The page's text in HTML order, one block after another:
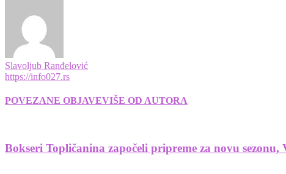
Slavoljub Ranđelović
https://info027.rs
POVEZANE OBJAVEVIŠE OD AUTORA
Bokseri Topličanina započeli pripreme za novu